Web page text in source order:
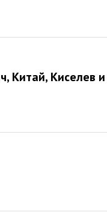
Китай, Киселев и